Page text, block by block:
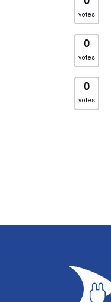
votes
0
votes
0
votes